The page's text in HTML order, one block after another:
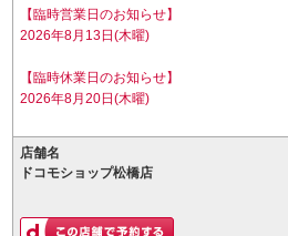
【臨時営業日のお知らせ】
2026年8月13日(木曜)
【臨時休業日のお知らせ】
2026年8月20日(木曜)
店舗名
ドコモショップ松橋店